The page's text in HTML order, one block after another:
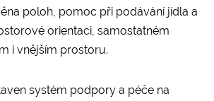
poloh, pomoc při podávání jídla a
orientaci, samostatném
i vnějším prostoru.
systém podpory a péče na